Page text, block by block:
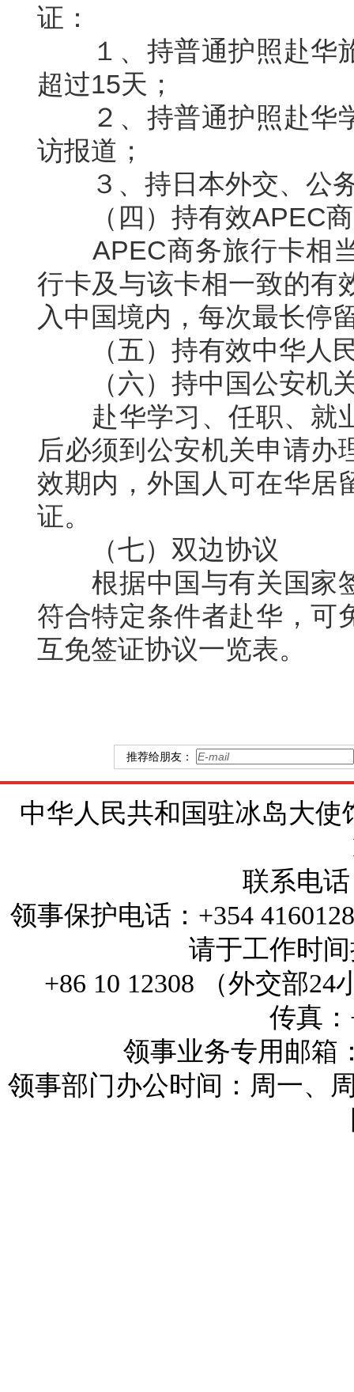
证：
１、持普通护照赴华
超过15天；
２、持普通护照赴华
访报道；
３、持日本外交、公
（四）持有效APEC
APEC商务旅行卡相
行卡及与该卡相一致的有
入中国境内，每次最长停
（五）持有效中华人民
（六）持中国公安机关
赴华学习、任职、就
后必须到公安机关申请办
效期内，外国人可在华居
证。
（七）双边协议
根据中国与有关国家
符合特定条件者赴华，可
互免签证协议一览表。
推荐给朋友：
中华人民共和国驻冰岛大使
联系电话
领事保护电话：+354
请于工作时间
+86 10 12308 （外交部
传真：
领事业务专用邮箱
领事部门办公时间：周一、